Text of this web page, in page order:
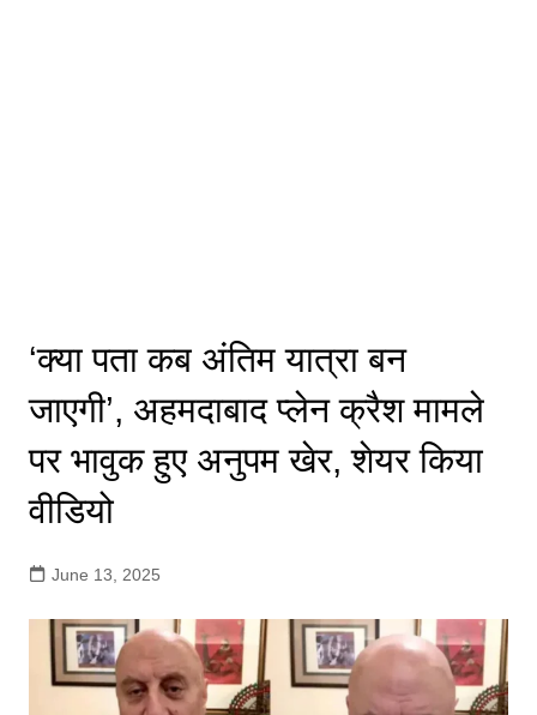
‘क्या पता कब अंतिम यात्रा बन
जाएगी’, अहमदाबाद प्लेन क्रैश मामले
पर भावुक हुए अनुपम खेर, शेयर किया
वीडियो
June 13, 2025